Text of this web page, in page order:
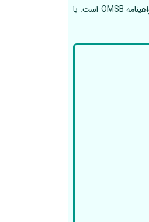
پرستاران و تکنسین‌های پزشکی از سراسر جهان برای کار در این کشور جذب می‌شوند. یکی از الزامات اصلی کار در عمان برای کادر درمان، شرکت در آزمون پرومتریک و دریافت گواهینامه OMSB است. با